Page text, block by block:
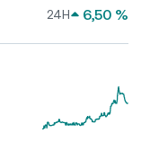
24H 6,50 %